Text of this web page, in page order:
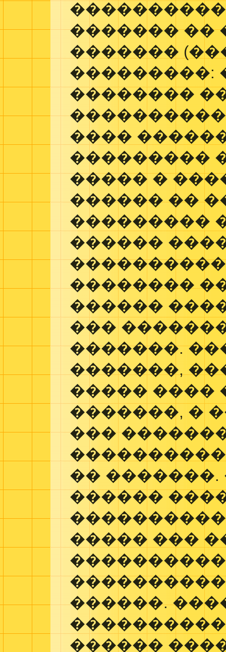
������� ��
�������
���������:
��������
����
���������
����� �
������ ��
���������
������
��������
������
���
�������.
�������,
����� ����
�������, �
���
�� �������.
������
����� ���
������.
������